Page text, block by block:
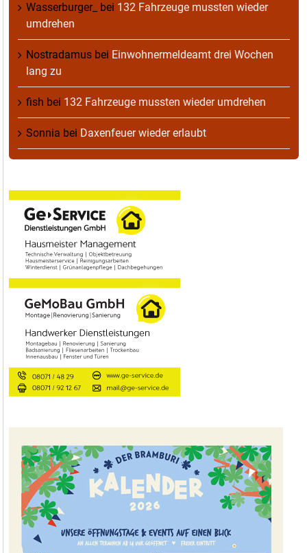
Wasserburger_ bei 132 Fahrzeuge mussten wieder
umdrehen
Nostradamus bei Einwohnermeldeamt drei Wochen
lang zu
fish bei 132 Fahrzeuge mussten wieder umdrehen
Sonnia bei Daxenfeuer wieder erlaubt